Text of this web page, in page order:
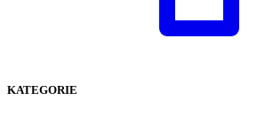
KATEGORIE